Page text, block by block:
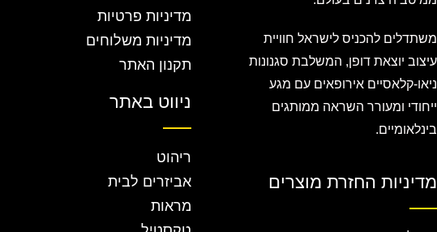
משתדלים להכניס לישראל חוויית
עיצוב יוצאת דופן, המשלבת סגנונות
ניאו-קלאסיים אירופאים עם מגע
ייחודי ומעורר השראה ממותגים
בינלאומיים.
מדיניות החזרת מוצרים
מדיניות פרטיות
מדיניות משלוחים
תקנון האתר
ניווט באתר
ריהוט
אביזרים לבית
מראות